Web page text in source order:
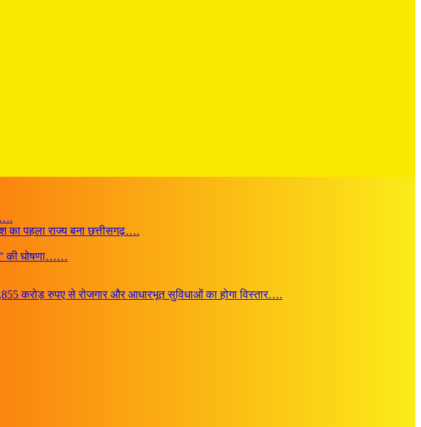
का पहला राज्य बना छत्तीसगढ़….
की घोषणा……
करोड़ रुपए से रोजगार और आधारभूत सुविधाओं का होगा विस्तार….